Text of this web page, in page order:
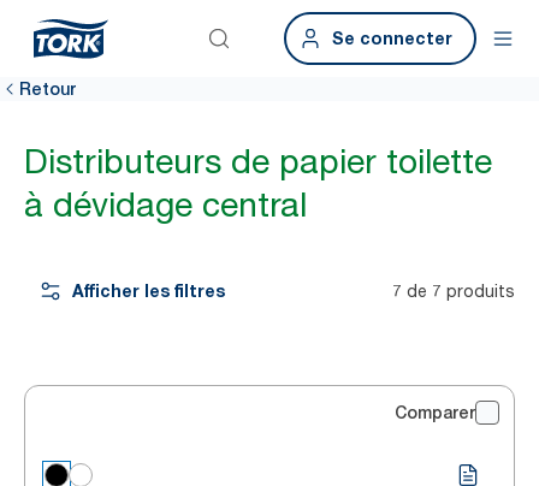
Se connecter
Retour
Distributeurs de papier toilette
à dévidage central
Afficher les filtres 7 de 7 produits
Comparer